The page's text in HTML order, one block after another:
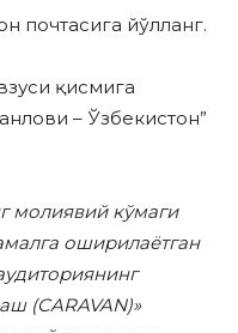
почтасига йўлланг.
қисмига
– Ўзбекистон”
молиявий кўмаги
оширилаётган
(CARAVAN)»